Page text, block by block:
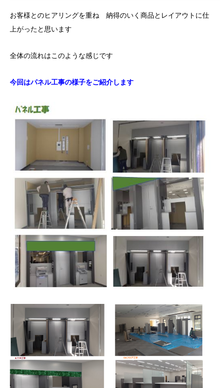
お客様とのヒアリングを重ね 納得のいく商品とレイアウトに仕
上がったと思います
全体の流れはこのような感じです
今回はパネル工事の様子をご紹介します